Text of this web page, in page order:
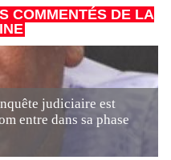
COMMENTÉS DE LA
judiciaire est
entre dans sa phase